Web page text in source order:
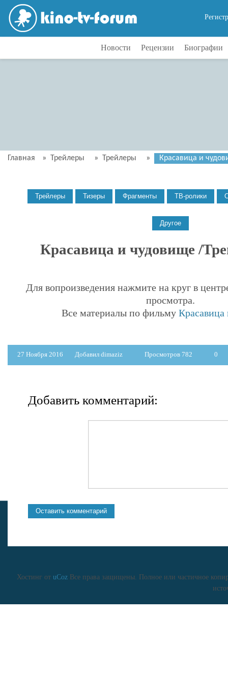
Новости Рецензии Биографии
Главная » Трейлеры » Трейлеры » Красавица и
Красавица и чудовище /
Для вопроизведения нажмите на круг в
просмотра.
Все материалы по фильму
27 Ноября 2016 Добавил dimaziz Просмотров 782 0
Добавить комментарий:
Хостинг от uCozВсе права защищены. Полное или частичное